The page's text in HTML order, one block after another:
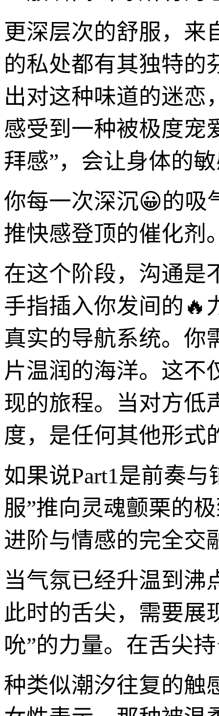
更深层次的舒服，来
的私处都有其独特的
出对这种味道的迷恋
感受到一种被极度宠
拜感”，会让身体的
你每一次深沉😀的吸
推快感登顶的催化剂
在这个阶段，沟通是
手指插入你发间的🔥
真实的导航系统。你
片温润的海洋。这不
现的旅程。当对方低
度，是任何其他形式
如果说Part1是前奏
服”推向灵魂颤栗的
进阶与情感的完全交
当气氛已经升温到沸
此时的舌尖，需要展
吮”的力量。在舌尖
种类似潮汐往复的触